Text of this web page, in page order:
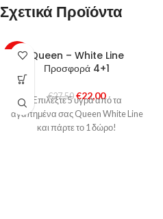
Σχετικά Προϊόντα
-20%
Queen – White Line
Προσφορά 4+1
€27,50 €22,00
Επιλέξτε 5 υγρά από τα
αγαπημένα σας Queen White Line
και πάρτε το 1 δώρο!